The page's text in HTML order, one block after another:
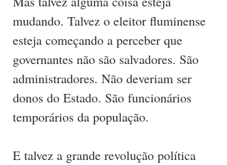
mudando. Talvez o eleitor fluminense
esteja começando a perceber que
governantes não são salvadores. São
administradores. Não deveriam ser
donos do Estado. São funcionários
temporários da população.
E talvez a grande revolução política